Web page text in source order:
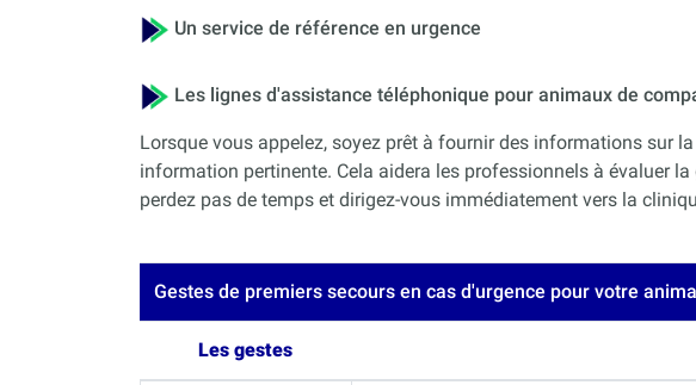
Un service de référence en urgence
Les lignes d'assistance téléphonique pour animaux de
Lorsque vous appelez, soyez prêt à fournir des informations sur
information pertinente. Cela aidera les professionnels à évaluer
perdez pas de temps et dirigez-vous immédiatement vers la
Gestes de premiers secours en cas d'urgence pour votre
Les gestes